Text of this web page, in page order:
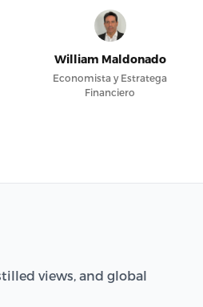
William Maldonado
Economista y Estratega
Financiero
views, and global